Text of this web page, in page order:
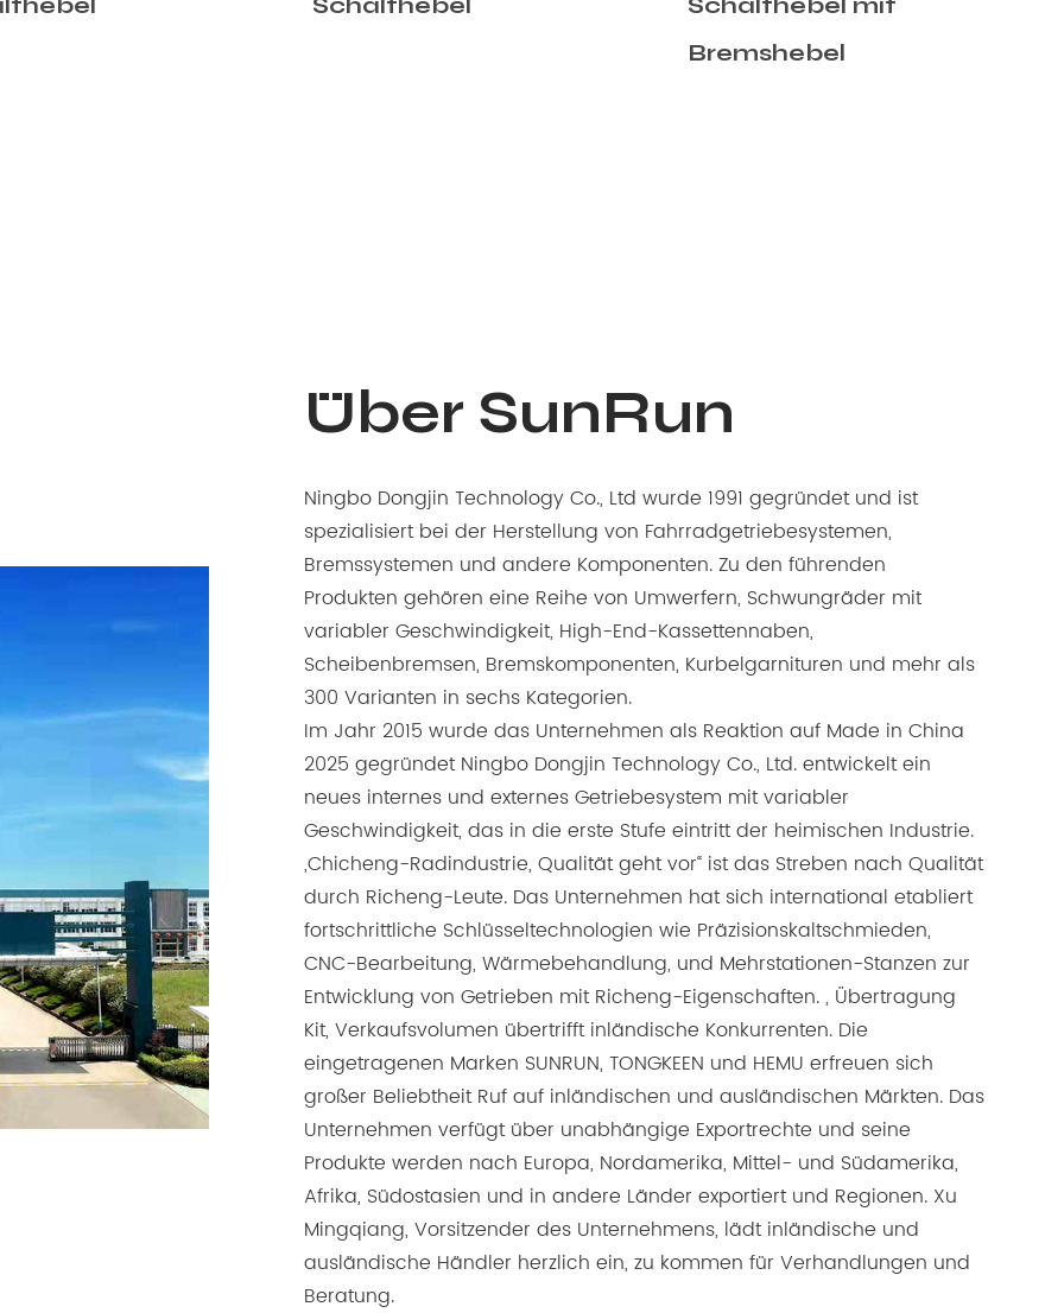
Über SunRun
Ningbo Dongjin Technology Co., Ltd wurde 1991 gegründet und ist
spezialisiert bei der Herstellung von Fahrradgetriebesystemen,
Bremssystemen und andere Komponenten. Zu den führenden
Produkten gehören eine Reihe von Umwerfern, Schwungräder mit
variabler Geschwindigkeit, High-End-Kassettennaben,
Scheibenbremsen, Bremskomponenten, Kurbelgarnituren und mehr als
300 Varianten in sechs Kategorien.
Im Jahr 2015 wurde das Unternehmen als Reaktion auf Made in China
2025 gegründet Ningbo Dongjin Technology Co., Ltd. entwickelt ein
neues internes und externes Getriebesystem mit variabler
Geschwindigkeit, das in die erste Stufe eintritt der heimischen Industrie.
„Chicheng-Radindustrie, Qualität geht vor“ ist das Streben nach Qualität
durch Richeng-Leute. Das Unternehmen hat sich international etabliert
fortschrittliche Schlüsseltechnologien wie Präzisionskaltschmieden,
CNC-Bearbeitung, Wärmebehandlung, und Mehrstationen-Stanzen zur
Entwicklung von Getrieben mit Richeng-Eigenschaften. , Übertragung
Kit, Verkaufsvolumen übertrifft inländische Konkurrenten. Die
eingetragenen Marken SUNRUN, TONGKEEN und HEMU erfreuen sich
großer Beliebtheit Ruf auf inländischen und ausländischen Märkten. Das
Unternehmen verfügt über unabhängige Exportrechte und seine
Produkte werden nach Europa, Nordamerika, Mittel- und Südamerika,
Afrika, Südostasien und in andere Länder exportiert und Regionen. Xu
Mingqiang, Vorsitzender des Unternehmens, lädt inländische und
ausländische Händler herzlich ein, zu kommen für Verhandlungen und
Beratung.